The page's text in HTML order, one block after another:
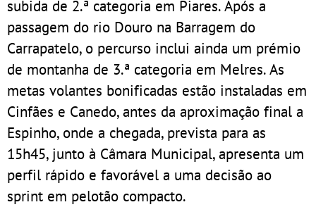
subida de 2.ª categoria em Piares. Após a
passagem do rio Douro na Barragem do
Carrapatelo, o percurso inclui ainda um prémio
de montanha de 3.ª categoria em Melres. As
metas volantes bonificadas estão instaladas em
Cinfães e Canedo, antes da aproximação final a
Espinho, onde a chegada, prevista para as
15h45, junto à Câmara Municipal, apresenta um
perfil rápido e favorável a uma decisão ao
sprint em pelotão compacto.